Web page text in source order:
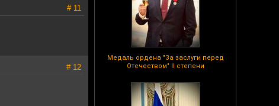
Медаль ордена "За заслуги перед
Отечеством" II степени
# 11
# 12